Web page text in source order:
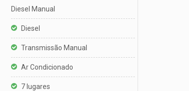
Diesel Manual
Diesel
Transmissão Manual
Ar Condicionado
7 lugares